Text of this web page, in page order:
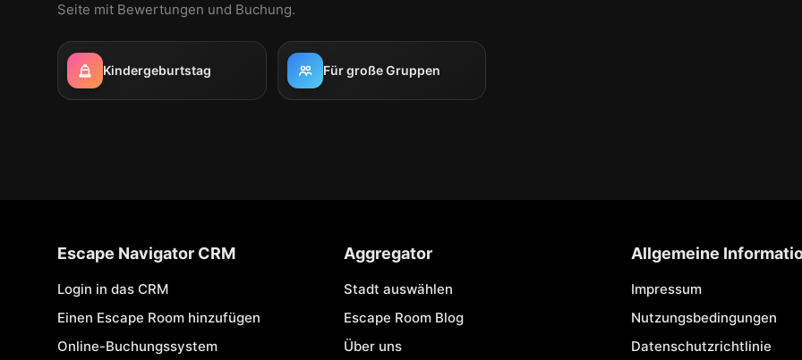
Seite mit Bewertungen und Buchung.
Kindergeburtstag Für große Gruppen
Escape Navigator CRM
Login in das CRM
Einen Escape Room hinzufügen
Online-Buchungssystem
Aggregator
Stadt auswählen
Escape Room Blog
Über uns
Allgemeine
Impressum
Nutzungsbedingungen
Datenschutzrichtlinie